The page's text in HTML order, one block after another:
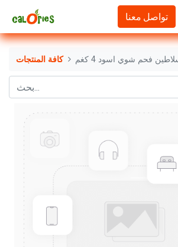
تواصل معنا
كافة المنتجات فحم شوي اسود 4 كغم